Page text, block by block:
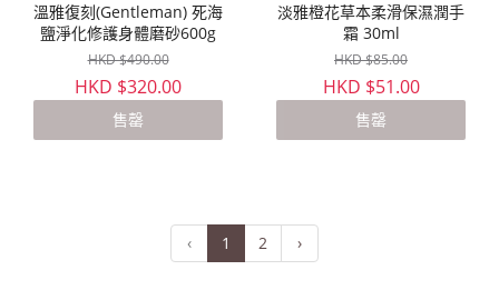
溫雅復刻(Gentleman) 死海
鹽淨化修護身體磨砂600g
HKD $490.00
HKD $320.00
售罄
淡雅橙花草本柔滑保濕潤手
霜 30ml
HKD $85.00
HKD $51.00
售罄
‹ 1 2 ›